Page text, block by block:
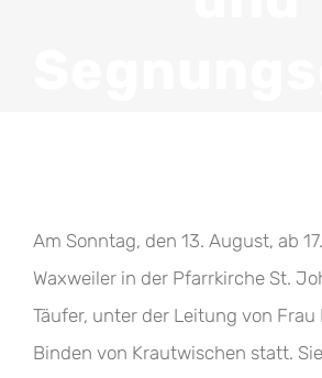
Am Sonntag, den 13. August, ab
Waxweiler in der Pfarrkirche St.
Täufer, unter der Leitung von Frau
Binden von Krautwischen statt.